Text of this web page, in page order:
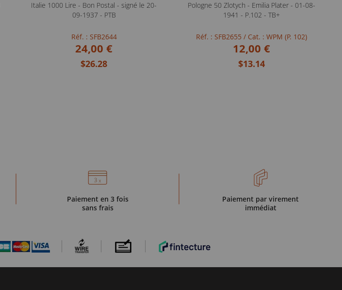
Italie 1000 Lire - Bon Postal - signé le 20-
09-1937 - PTB
Réf. : SFB2644
24,00 €
$26.28
Pologne 50 Zlotych - Emilia Plater - 01-08-
1941 - P.102 - TB+
Réf. : SFB2655 / Cat. : WPM (P. 102)
12,00 €
$13.14
Paiement en 3 fois
sans frais
Paiement par virement
immédiat